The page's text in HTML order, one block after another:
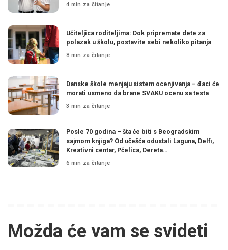
4 min za čitanje
Učiteljica roditeljima: Dok pripremate dete za
polazak u školu, postavite sebi nekoliko pitanja
8 min za čitanje
Danske škole menjaju sistem ocenjivanja – đaci će
morati usmeno da brane SVAKU ocenu sa testa
3 min za čitanje
Posle 70 godina – šta će biti s Beogradskim
sajmom knjiga? Od učešća odustali Laguna, Delfi,
Kreativni centar, Pčelica, Dereta…
6 min za čitanje
Možda će vam se svideti